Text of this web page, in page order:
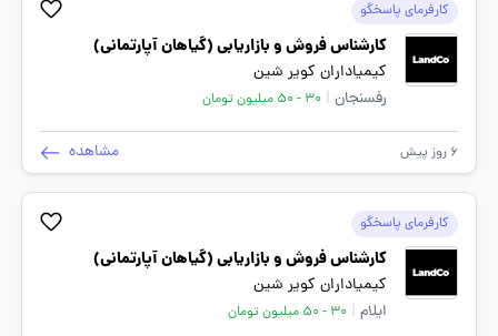
کارفرمای پاسخگو
کارشناس فروش و بازاریابی (گیاهان آپارتمانی)
کیمیاداران کویر شین
رفسنجان | 30 - 50 میلیون تومان
6 روز پیش مشاهده
کارفرمای پاسخگو
کارشناس فروش و بازاریابی (گیاهان آپارتمانی)
کیمیاداران کویر شین
ایلام | 30 - 50 میلیون تومان